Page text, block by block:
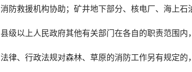
消防救援机构协助；矿井地下部分、核电厂、海上石
县级以上人民政府其他有关部门在各自的职责范围内
法律、行政法规对森林、草原的消防工作另有规定的